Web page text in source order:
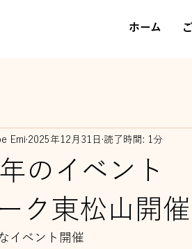
ホーム
新年の
ーク東松
Emi 2025年12月31日 読了時間: 1分
イベント開催